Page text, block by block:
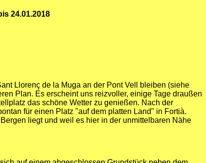
24.01.2018
Llorenç de la Muga an der Pont Vell bleiben (siehe
Plan. Es erscheint uns reizvoller, einige Tage draußen
das schöne Wetter zu genießen. Nach der
für einen Platz "auf dem platten Land" in Fortià.
liegt und weil es hier in der unmittelbaren Nähe